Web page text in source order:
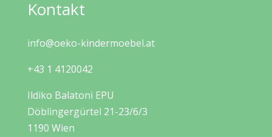
Kontakt
info@oeko-kindermoebel.at
+43 1 4120042
Ildiko Balatoni EPU
Döblingergürtel 21-23/6/3
1190 Wien